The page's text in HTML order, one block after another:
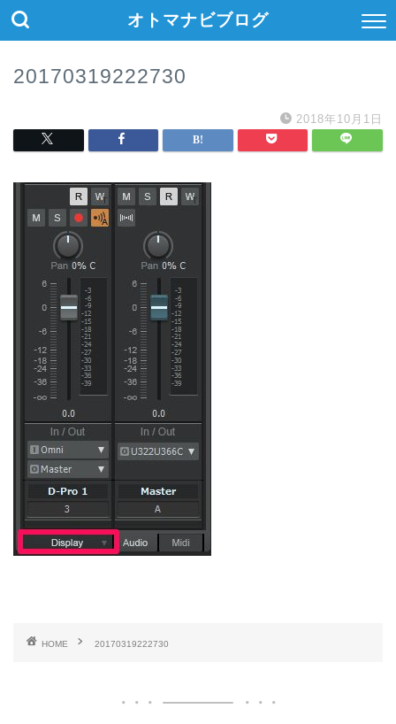
オトマナビブログ
20170319222730
2018年10月1日
HOME 20170319222730